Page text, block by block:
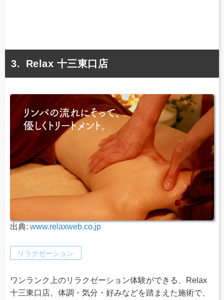
Relax 十三東口店
出典: www.relaxweb.co.jp
リラクゼーション
ワンランク上のリラクゼーション体験ができる、Relax
十三東口店。体調・気分・好みなどを踏まえた施術で、